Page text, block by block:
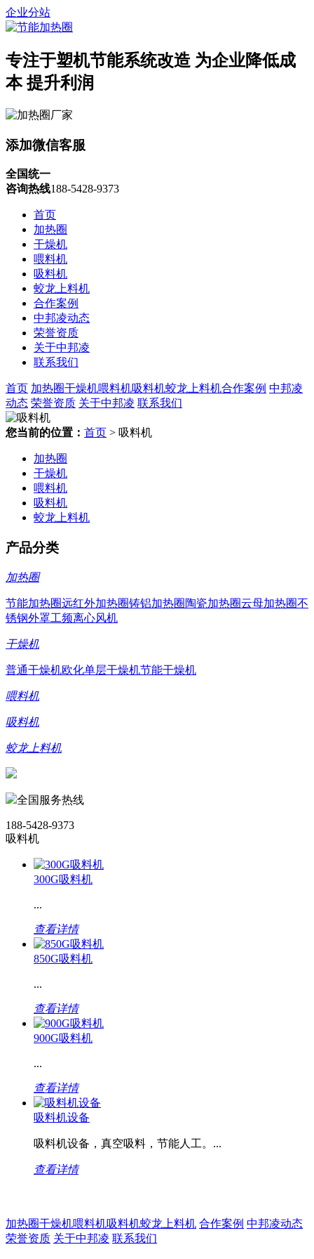
企业分站
专注于塑机节能系统改造 为企业降低成
本 提升利润
添加微信客服
全国统一
咨询热线188-5428-9373
首页
加热圈
干燥机
喂料机
吸料机
蛟龙上料机
合作案例
中邦凌动态
荣誉资质
关于中邦凌
联系我们
首页 加热圈干燥机喂料机吸料机蛟龙上料机合作案例 中邦凌
动态 荣誉资质 关于中邦凌 联系我们
您当前的位置： 首页 > 吸料机
加热圈
干燥机
喂料机
吸料机
蛟龙上料机
产品分类
加热圈
节能加热圈远红外加热圈铸铝加热圈 陶瓷加热圈云母加热圈不
锈钢外罩工频离心风机
干燥机
普通干燥机欧化单层干燥机节能干燥机
喂料机
吸料机
蛟龙上料机
全国服务热线
188-5428-9373
吸料机
300G吸料机
...
查看详情
850G吸料机
...
查看详情
900G吸料机
...
查看详情
吸料机设备
吸料机设备，真空吸料，节能人工。...
查看详情
加热圈干燥机喂料机吸料机蛟龙上料机 合作案例 中邦凌动态
荣誉资质 关于中邦凌 联系我们